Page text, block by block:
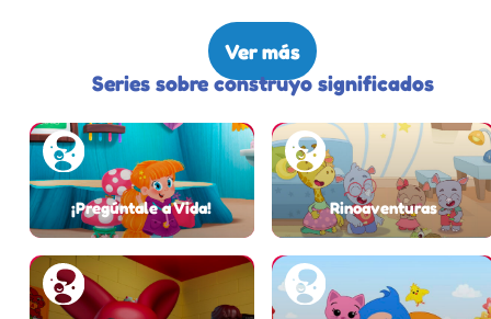
Ver más
Series sobre construyo significados
¡Pregúntale a Vida! Rinoaventuras